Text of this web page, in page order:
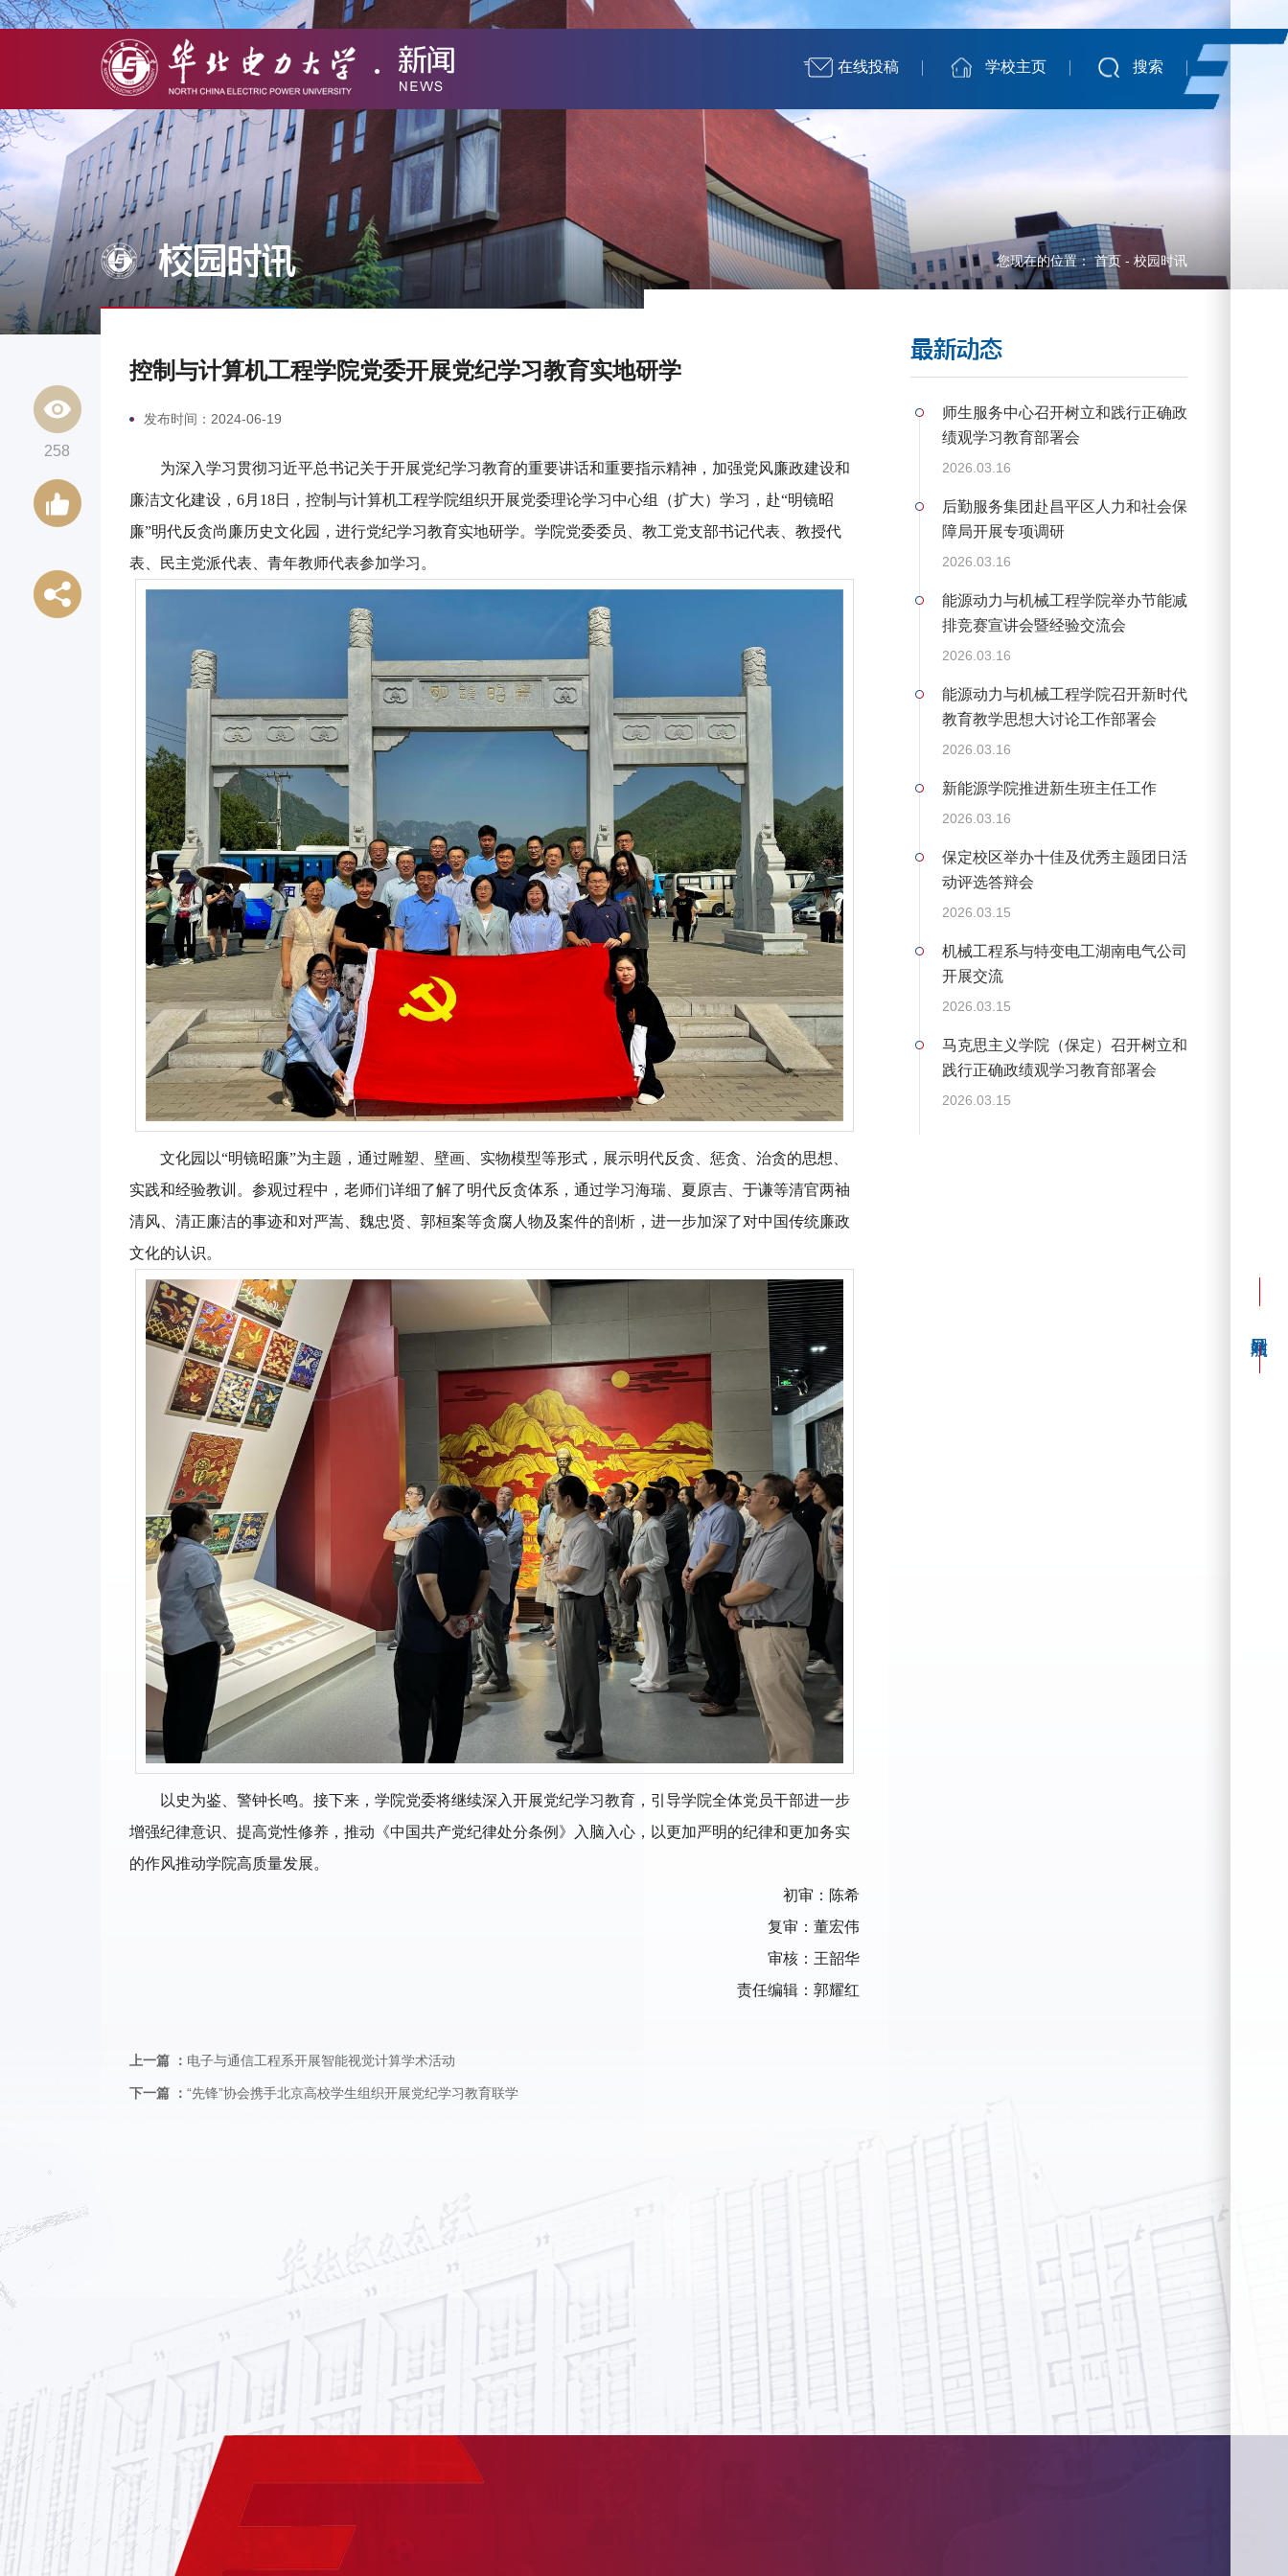
在线投稿 学校主页 搜索
您现在的位置： 首页 -校园时讯
校园时讯
控制与计算机工程学院党委开展党纪学习教育实地研学
发布时间：2024-06-19
为深入学习贯彻习近平总书记关于开展党纪学习教育的重要讲话和重要指示精神，加强党风廉政建设和
廉洁文化建设，6月18日，控制与计算机工程学院组织开展党委理论学习中心组（扩大）学习，赴“明镜昭
廉”明代反贪尚廉历史文化园，进行党纪学习教育实地研学。学院党委委员、教工党支部书记代表、教授代
表、民主党派代表、青年教师代表参加学习。
文化园以“明镜昭廉”为主题，通过雕塑、壁画、实物模型等形式，展示明代反贪、惩贪、治贪的思想、
实践和经验教训。参观过程中，老师们详细了解了明代反贪体系，通过学习海瑞、夏原吉、于谦等清官两袖
清风、清正廉洁的事迹和对严嵩、魏忠贤、郭桓案等贪腐人物及案件的剖析，进一步加深了对中国传统廉政
文化的认识。
以史为鉴、警钟长鸣。接下来，学院党委将继续深入开展党纪学习教育，引导学院全体党员干部进一步
增强纪律意识、提高党性修养，推动《中国共产党纪律处分条例》入脑入心，以更加严明的纪律和更加务实
的作风推动学院高质量发展。
初审：陈希
复审：董宏伟
审核：王韶华
责任编辑：郭耀红
上一篇 ： 电子与通信工程系开展智能视觉计算学术活动
下一篇 ： “先锋”协会携手北京高校学生组织开展党纪学习教育联学
258
最新动态
师生服务中心召开树立和践行正确政
绩观学习教育部署会
2026.03.16
后勤服务集团赴昌平区人力和社会保
障局开展专项调研
2026.03.16
能源动力与机械工程学院举办节能减
排竞赛宣讲会暨经验交流会
2026.03.16
能源动力与机械工程学院召开新时代
教育教学思想大讨论工作部署会
2026.03.16
新能源学院推进新生班主任工作
2026.03.16
保定校区举办十佳及优秀主题团日活
动评选答辩会
2026.03.15
机械工程系与特变电工湖南电气公司
开展交流
2026.03.15
马克思主义学院（保定）召开树立和
践行正确政绩观学习教育部署会
2026.03.15